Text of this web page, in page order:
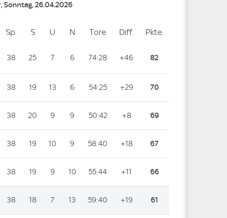
Sonntag, 26.04.2026
Sp. Spiele
SSiege
U Unentschieden
N Niederlagen
Tore ToreDiff. Differenz
Pkte.
38 25 7 6 74:28 +46 82
38 19 13 6 54:25 +29 70
38 20 9 9 50:42 +8 69
38 19 10 9 58:40 +18 67
38 19 9 10 55:44 +11 66
38 18 7 13 59:40 +19 61